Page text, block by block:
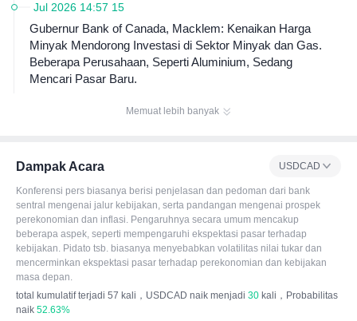
Jul 2026 14:57 15
Gubernur Bank of Canada, Macklem: Kenaikan Harga
Minyak Mendorong Investasi di Sektor Minyak dan Gas.
Beberapa Perusahaan, Seperti Aluminium, Sedang
Mencari Pasar Baru.
Memuat lebih banyak
Dampak Acara USDCAD
Konferensi pers biasanya berisi penjelasan dan pedoman dari bank
sentral mengenai jalur kebijakan, serta pandangan mengenai prospek
perekonomian dan inflasi. Pengaruhnya secara umum mencakup
beberapa aspek, seperti mempengaruhi ekspektasi pasar terhadap
kebijakan. Pidato tsb. biasanya menyebabkan volatilitas nilai tukar dan
mencerminkan ekspektasi pasar terhadap perekonomian dan kebijakan
masa depan.
total kumulatif terjadi 57 kali，USDCAD naik menjadi 30 kali，Probabilitas
naik 52.63%